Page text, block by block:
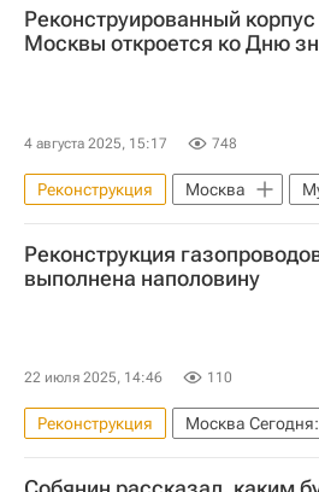
Реконструированный
Москвы откроется ко Дню
4 августа 2025, 15:17 748
Реконструкция Москва
Школы
Инфраструктура
Реконструкция
выполнена наполовину
22 июля 2025, 14:46 110
Реконструкция
Москва
Восточный административный